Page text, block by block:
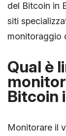
del Bitcoin in
siti
monitoraggio
Qual è
Bitcoin
Monitorare il